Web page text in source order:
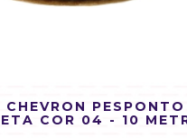
PESPONTO
COR 04 - 10